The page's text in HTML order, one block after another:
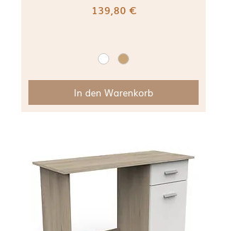
Preis
139,80 €
In den Warenkorb